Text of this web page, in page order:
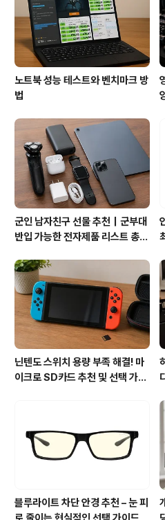
표시되고, 1:1 대화가 아닌 경우에는 누가 삭
없음3. ..
노트북 성능 테스트와 벤치마크 방
법
군인 남자친구 선물 추천｜군부대
반입 가능한 전자제품 리스트 총정
닌텐도 스위치 용량 부족 해결! 마
이크로 SD카드 추천 및 선택 가이
블루라이트 차단 안경 추천 – 눈 피